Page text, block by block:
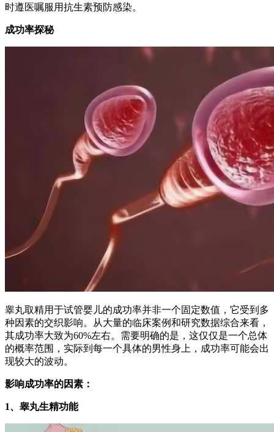
时遵医嘱服用抗生素预防感染。
成功率探秘
睾丸取精用于试管婴儿的成功率并非一个固定数值，它受到多
种因素的交织影响。从大量的临床案例和研究数据综合来看，
其成功率大致为60%左右。需要明确的是，这仅仅是一个总体
的概率范围，实际到每一个具体的男性身上，成功率可能会出
现较大的波动。
影响成功率的因素：
1、睾丸生精功能